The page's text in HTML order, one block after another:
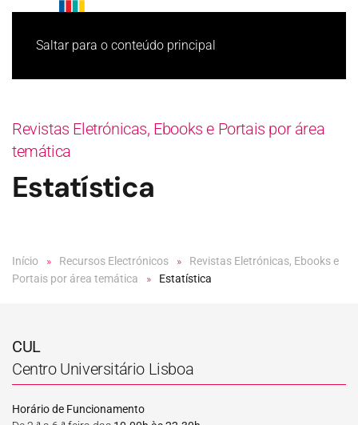
Saltar para o conteúdo principal
Revistas Eletrónicas, Ebooks e Portais por área
temática
Estatística
Início Recursos Electrónicos
Revistas Eletrónicas, Ebooks e
Portais por área temática
Estatística
CUL
Centro Universitário Lisboa
Horário de Funcionamento